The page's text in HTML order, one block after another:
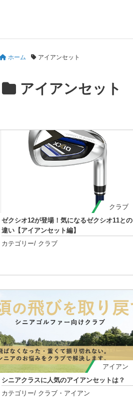
ホーム アイアンセット
アイアンセット
クラブ
ゼクシオ12が登場！気になるゼクシオ11との
違い【アイアンセット編】
カテゴリー/ クラブ
アイアン
シニアクラスに人気のアイアンセットは？
カテゴリー/ クラブ ・ アイアン